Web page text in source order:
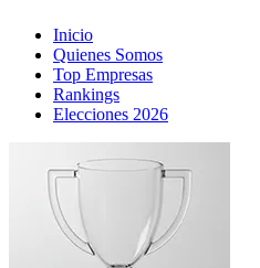
Inicio
Quienes Somos
Top Empresas
Rankings
Elecciones 2026